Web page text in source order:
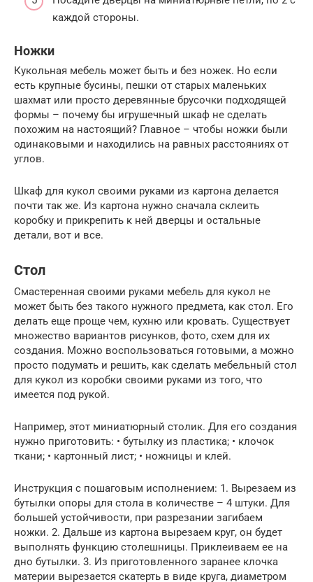
каждой стороны.
Ножки
Кукольная мебель может быть и без ножек. Но если
есть крупные бусины, пешки от старых маленьких
шахмат или просто деревянные брусочки подходящей
формы – почему бы игрушечный шкаф не сделать
похожим на настоящий? Главное – чтобы ножки были
одинаковыми и находились на равных расстояниях от
углов.
Шкаф для кукол своими руками из картона делается
почти так же. Из картона нужно сначала склеить
коробку и прикрепить к ней дверцы и остальные
детали, вот и все.
Стол
Смастеренная своими руками мебель для кукол не
может быть без такого нужного предмета, как стол. Его
делать еще проще чем, кухню или кровать. Существует
множество вариантов рисунков, фото, схем для их
создания. Можно воспользоваться готовыми, а можно
просто подумать и решить, как сделать мебельный стол
для кукол из коробки своими руками из того, что
имеется под рукой.
Например, этот миниатюрный столик. Для его создания
нужно приготовить: • бутылку из пластика; • клочок
ткани; • картонный лист; • ножницы и клей.
Инструкция с пошаговым исполнением: 1. Вырезаем из
бутылки опоры для стола в количестве – 4 штуки. Для
большей устойчивости, при разрезании загибаем
ножки. 2. Дальше из картона вырезаем круг, он будет
выполнять функцию столешницы. Приклеиваем ее на
дно бутылки. 3. Из приготовленного заранее клочка
материи вырезается скатерть в виде круга, диаметром